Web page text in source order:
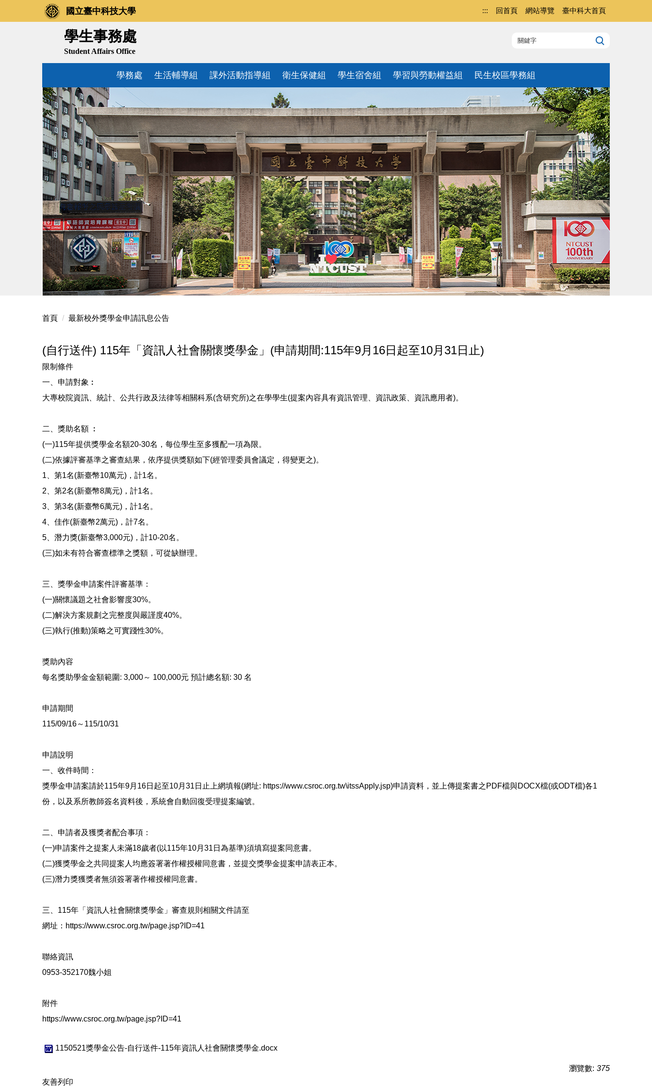
國立臺中科技大學
學生事務處
Student Affairs Office
學務處 生活輔導組 課外活動指導組 衛生保健組 學生宿舍組 學習與勞動權益組 民生校區學務組
::: 回首頁 網站導覽 臺中科大首頁
首頁 最新校外獎學金申請訊息公告
(自行送件) 115年「資訊人社會關懷獎學金」(申請期間:115年9月16日起至10月31日止)
限制條件
一、申請對象︰
大專校院資訊、統計、公共行政及法律等相關科系(含研究所)之在學學生(提案內容具有資訊管理、資訊政策、資訊應用者)。
二、獎助名額 ︰
(一)115年提供獎學金名額20-30名，每位學生至多獲配一項為限。
(二)依據評審基準之審查結果，依序提供獎額如下(經管理委員會議定，得變更之)。
1、第1名(新臺幣10萬元)，計1名。
2、第2名(新臺幣8萬元)，計1名。
3、第3名(新臺幣6萬元)，計1名。
4、佳作(新臺幣2萬元)，計7名。
5、潛力獎(新臺幣3,000元)，計10-20名。
(三)如未有符合審查標準之獎額，可從缺辦理。
三、獎學金申請案件評審基準：
(一)關懷議題之社會影響度30%。
(二)解決方案規劃之完整度與嚴謹度40%。
(三)執行(推動)策略之可實踐性30%。
獎助內容
每名獎助學金金額範圍: 3,000～ 100,000元 預計總名額: 30 名
申請期間
115/09/16～115/10/31
申請說明
一、收件時間：
獎學金申請案請於115年9月16日起至10月31日止上網填報(網址: https://www.csroc.org.tw\itssApply.jsp)申請資料，並上傳提案書之PDF檔與DOCX檔(或ODT檔)各1
份，以及系所教師簽名資料後，系統會自動回復受理提案編號。
二、申請者及獲獎者配合事項：
(一)申請案件之提案人未滿18歲者(以115年10月31日為基準)須填寫提案同意書。
(二)獲獎學金之共同提案人均應簽署著作權授權同意書，並提交獎學金提案申請表正本。
(三)潛力獎獲獎者無須簽署著作權授權同意書。
三、115年「資訊人社會關懷獎學金」審查規則相關文件請至
網址：https://www.csroc.org.tw/page.jsp?ID=41
聯絡資訊
0953-352170魏小姐
附件
https://www.csroc.org.tw/page.jsp?ID=41
1150521獎學金公告-自行送件-115年資訊人社會關懷獎學金.docx
瀏覽數: 375
友善列印